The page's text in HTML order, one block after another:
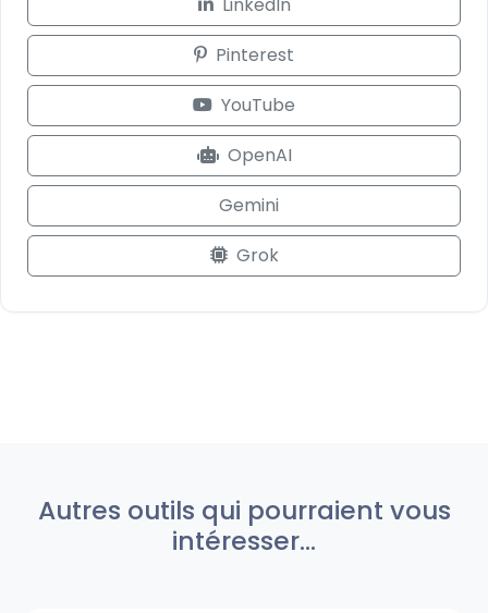
Pinterest
YouTube
OpenAI
Gemini
Grok
Autres outils qui pourraient vous
intéresser...